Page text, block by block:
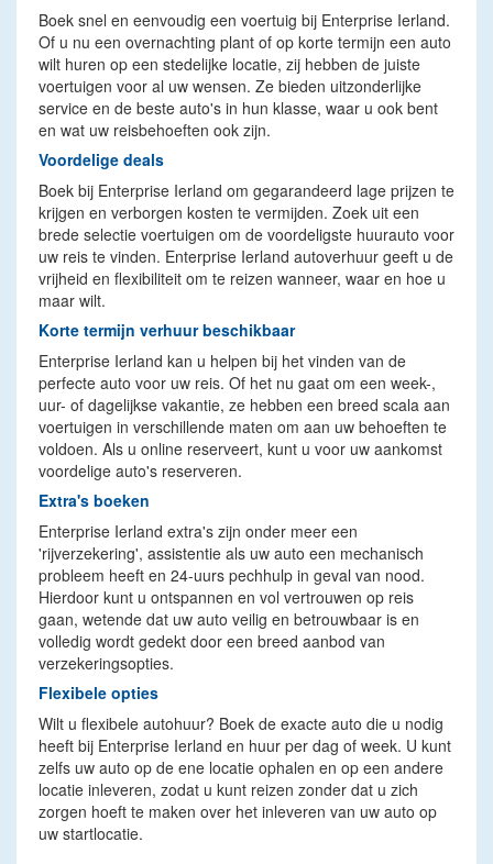
Boek snel en eenvoudig een voertuig bij Enterprise Ierland.
Of u nu een overnachting plant of op korte termijn een auto
wilt huren op een stedelijke locatie, zij hebben de juiste
voertuigen voor al uw wensen. Ze bieden uitzonderlijke
service en de beste auto's in hun klasse, waar u ook bent
en wat uw reisbehoeften ook zijn.
Voordelige deals
Boek bij Enterprise Ierland om gegarandeerd lage prijzen te
krijgen en verborgen kosten te vermijden. Zoek uit een
brede selectie voertuigen om de voordeligste huurauto voor
uw reis te vinden. Enterprise Ierland autoverhuur geeft u de
vrijheid en flexibiliteit om te reizen wanneer, waar en hoe u
maar wilt.
Korte termijn verhuur beschikbaar
Enterprise Ierland kan u helpen bij het vinden van de
perfecte auto voor uw reis. Of het nu gaat om een week-,
uur- of dagelijkse vakantie, ze hebben een breed scala aan
voertuigen in verschillende maten om aan uw behoeften te
voldoen. Als u online reserveert, kunt u voor uw aankomst
voordelige auto's reserveren.
Extra's boeken
Enterprise Ierland extra's zijn onder meer een
'rijverzekering', assistentie als uw auto een mechanisch
probleem heeft en 24-uurs pechhulp in geval van nood.
Hierdoor kunt u ontspannen en vol vertrouwen op reis
gaan, wetende dat uw auto veilig en betrouwbaar is en
volledig wordt gedekt door een breed aanbod van
verzekeringsopties.
Flexibele opties
Wilt u flexibele autohuur? Boek de exacte auto die u nodig
heeft bij Enterprise Ierland en huur per dag of week. U kunt
zelfs uw auto op de ene locatie ophalen en op een andere
locatie inleveren, zodat u kunt reizen zonder dat u zich
zorgen hoeft te maken over het inleveren van uw auto op
uw startlocatie.